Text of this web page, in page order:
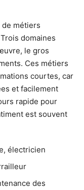
métiers
domaines
le gros
Ces métiers
courtes, car
et facilement
rapide pour
est souvent
électricien
des